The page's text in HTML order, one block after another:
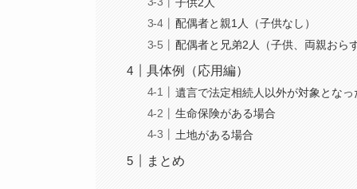
配偶者と親1人（子供なし）
配偶者と兄弟2人（子供、両親おら
具体例（応用編）
遺言で法定相続人以外が対象となっ
生命保険がある場合
土地がある場合
まとめ